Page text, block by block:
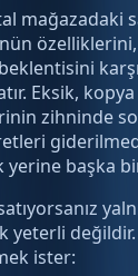
mağazadaki
özelliklerini,
Eksik,
zihninde
başka
yeterli değildir.
ister: